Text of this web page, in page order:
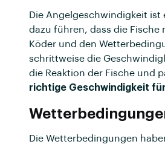
Die Angelgeschwindigkeit
dazu führen, dass die
Köder und den
schrittweise die
die Reaktion der Fische und
richtige Geschwindigkeit
Die Wetterbedingungen